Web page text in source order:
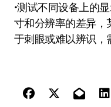
•测试不同设备上的
寸和分辨率的差异，
于刺眼或难以辨识，